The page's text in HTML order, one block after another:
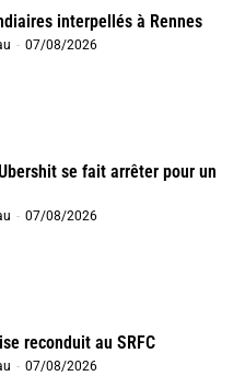
interpellés à Rennes
- 07/08/2026
se fait arrêter pour un
- 07/08/2026
reconduit au SRFC
- 07/08/2026